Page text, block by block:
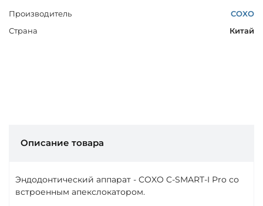
Производитель
COXO
Страна
Китай
Описание товара
Эндодонтический аппарат - COXO C-SMART-I Pro со
встроенным апекслокатором.